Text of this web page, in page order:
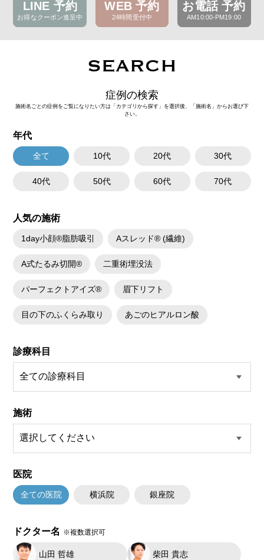
LINE 予約
お得なクーポン進呈中
WEB 予約
24時間受付中
お電話 予約
AM10:00-PM19:00
SEARCH
症例の検索
施術名ごとの症例をご覧になりたい方は「カテゴリから探す」を選択後、「施術名」からお選び下
さい。
年代
全て 10代 20代 30代
40代 50代 60代 70代
人気の施術
1day小顔®脂肪吸引 Aスレッド® (繊維)
A式たるみ切開® 二重術埋没法
パーフェクトアイズ® 眉下リフト
目の下のふくらみ取り あごのヒアルロン酸
診療科目
施術
医院
全ての医院 横浜院 銀座院
ドクター名 ※複数選択可
山田 哲雄 柴田 貴志